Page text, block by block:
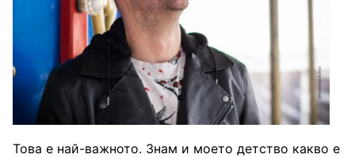
Това е най-важното. Знам и моето детство какво е